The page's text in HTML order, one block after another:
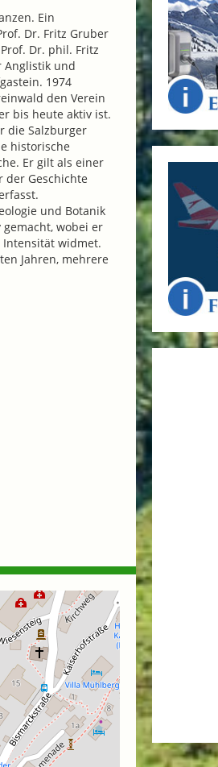
Ein
Dr. Fritz Gruber
Dr. phil. Fritz
Anglistik und
1974
den Verein
bis heute aktiv ist.
die Salzburger
historische
Er gilt als einer
der Geschichte
und Botanik
wobei er
widmet.
Jahren, mehrere